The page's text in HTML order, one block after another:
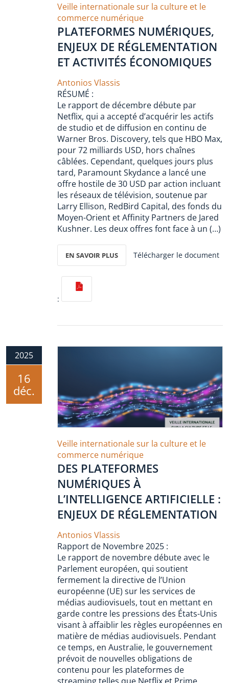
Veille internationale sur la culture et le
commerce numérique
PLATEFORMES NUMÉRIQUES,
ENJEUX DE RÉGLEMENTATION
ET ACTIVITÉS ÉCONOMIQUES
Antonios Vlassis
RÉSUMÉ :
Le rapport de décembre débute par
Netflix, qui a accepté d’acquérir les actifs
de studio et de diffusion en continu de
Warner Bros. Discovery, tels que HBO Max,
pour 72 milliards USD, hors chaînes
câblées. Cependant, quelques jours plus
tard, Paramount Skydance a lancé une
offre hostile de 30 USD par action incluant
les réseaux de télévision, soutenue par
Larry Ellison, RedBird Capital, des fonds du
Moyen-Orient et Affinity Partners de Jared
Kushner. Les deux offres font face à un (…)
EN SAVOIR PLUS Télécharger le document
:
2025
16
déc.
Veille internationale sur la culture et le
commerce numérique
DES PLATEFORMES
NUMÉRIQUES À
L’INTELLIGENCE ARTIFICIELLE :
ENJEUX DE RÉGLEMENTATION
Antonios Vlassis
Rapport de Novembre 2025 :
Le rapport de novembre débute avec le
Parlement européen, qui soutient
fermement la directive de l’Union
européenne (UE) sur les services de
médias audiovisuels, tout en mettant en
garde contre les pressions des États-Unis
visant à affaiblir les règles européennes en
matière de médias audiovisuels. Pendant
ce temps, en Australie, le gouvernement
prévoit de nouvelles obligations de
contenu pour les plateformes de